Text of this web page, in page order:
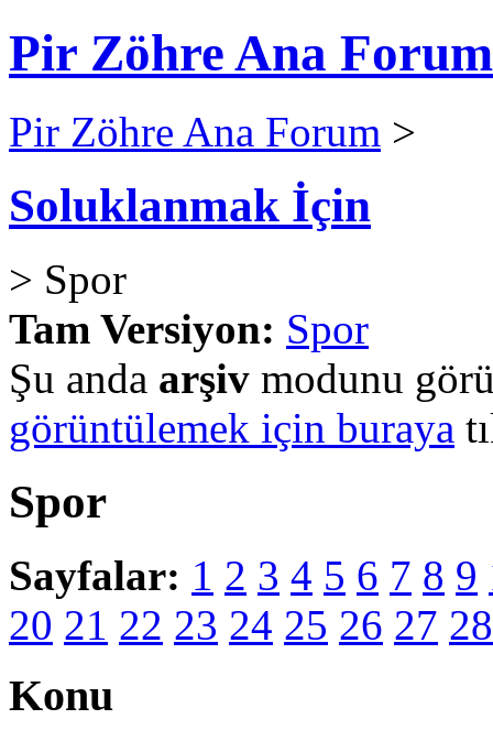
Pir Zöhre Ana Forum
Pir Zöhre Ana Forum >
Soluklanmak İçin
> Spor
Tam Versiyon: Spor
Şu anda arşiv modunu
görüntülemek için buraya
Spor
Sayfalar: 1 2 3 4 5 6 7 8 9
20 21 22 23 24 25 26 27 28
Konu